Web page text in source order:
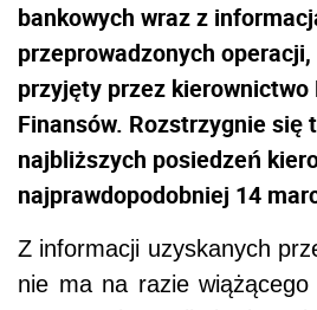
bankowych wraz z
przeprowadzonych
przyjęty przez
Finansów. Rozstrzygnie się
najbliższych posiedzeń
najprawdopodobniej 14
Z informacji uzyskanych
nie ma na razie